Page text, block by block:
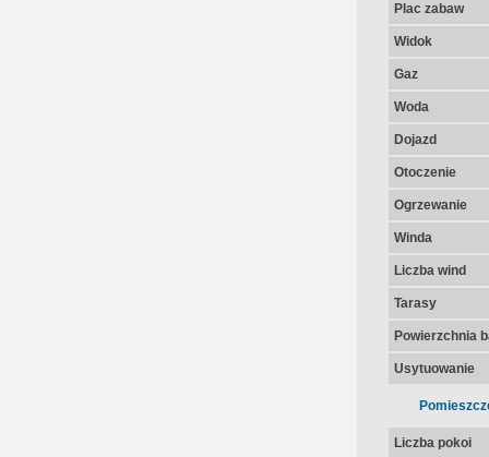
Plac zabaw
Widok
Gaz
Woda
Dojazd
Otoczenie
Ogrzewanie
Winda
Liczba wind
Tarasy
Powierzchnia
Usytuowanie
Liczba pokoi